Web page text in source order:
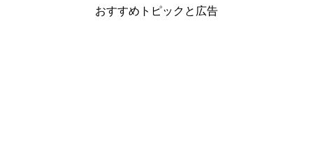
おすすめトピックと広告